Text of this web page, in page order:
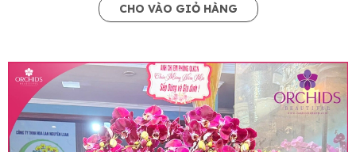
CHO VÀO GIỎ HÀNG